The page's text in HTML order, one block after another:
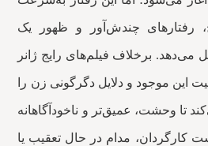
رفتارهای چندش‌آور و ظهور یک
می‌دهد. برخلاف فیلم‌های رایج ژانر
این موجود و دلایل دگرگونی زن را
تا وحشت، عمیق‌تر و ناخودآگاهانه
کارگردان، مدام در حال تعقیب یا